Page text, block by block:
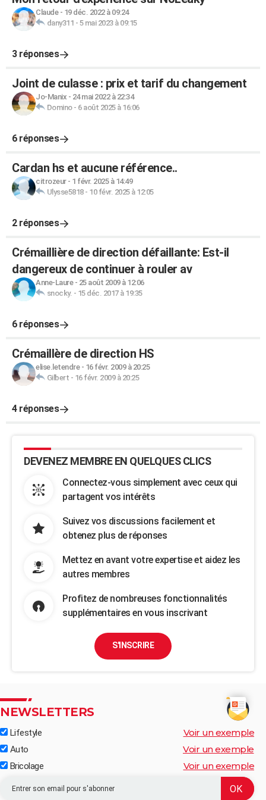
Claude- 19 déc. 2022 à 09:24
dany311 - 5 mai 2023 à 09:15
3 réponses
Joint de culasse : prix et tarif du changement
Jo-Manix - 24 mai 2022 à 22:34
Domino- 6 août 2025 à 16:06
6 réponses
Cardan hs et aucune référence..
citrozeur- 1 févr. 2025 à 14:49
Ulysse5818- 10 févr. 2025 à 12:05
2 réponses
Crémaillière de direction défaillante: Est-il
dangereux de continuer à rouler av
Anne-Laure- 25 août 2009 à 12:06
snocky. - 15 déc. 2017 à 19:35
6 réponses
Crémaillère de direction HS
elise.letendre- 16 févr. 2009 à 20:25
Gilbert - 16 févr. 2009 à 20:25
4 réponses
DEVENEZ MEMBRE EN QUELQUES CLICS
Connectez-vous simplement avec ceux qui
partagent vos intérêts
Suivez vos discussions facilement et
obtenez plus de réponses
Mettez en avant votre expertise et aidez les
autres membres
Profitez de nombreuses fonctionnalités
supplémentaires en vous inscrivant
S'INSCRIRE
NEWSLETTERS
Lifestyle Voir un exemple
Auto Voir un exemple
Bricolage Voir un exemple